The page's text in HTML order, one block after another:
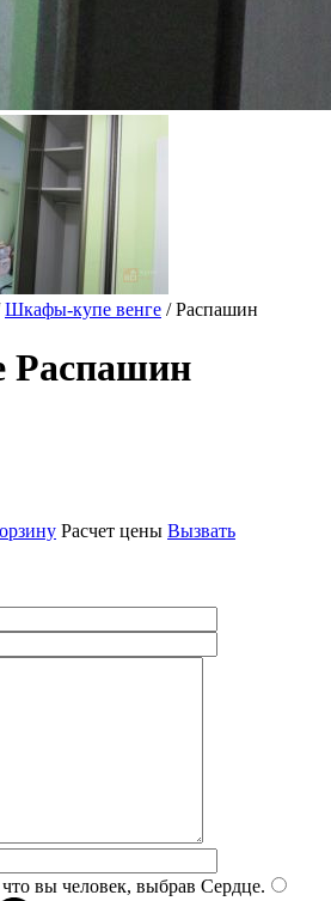
Шкафы-купе венге / Распашин
Расчет цены Вызвать
вы человек, выбрав Сердце.